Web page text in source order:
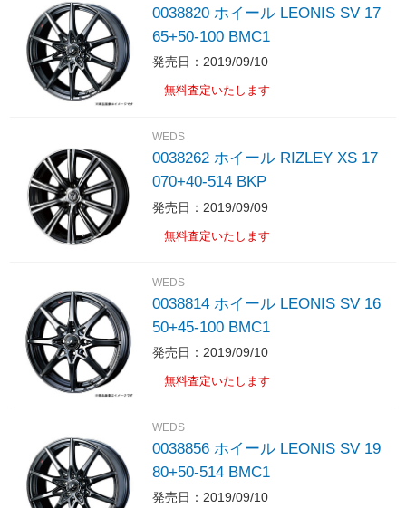
0038820 ホイール LEONIS SV 17
65+50-100 BMC1
発売日：2019/09/10
無料査定いたします
WEDS
0038262 ホイール RIZLEY XS 17
070+40-514 BKP
発売日：2019/09/09
無料査定いたします
WEDS
0038814 ホイール LEONIS SV 16
50+45-100 BMC1
発売日：2019/09/10
無料査定いたします
WEDS
0038856 ホイール LEONIS SV 19
80+50-514 BMC1
発売日：2019/09/10